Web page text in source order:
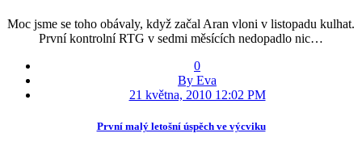
Moc jsme se toho obávaly, když začal Aran vloni v listopadu kulhat.
První kontrolní RTG v sedmi měsících nedopadlo nic…
0
By Eva
21 května, 2010 12:02 PM
První malý letošní úspěch ve výcviku